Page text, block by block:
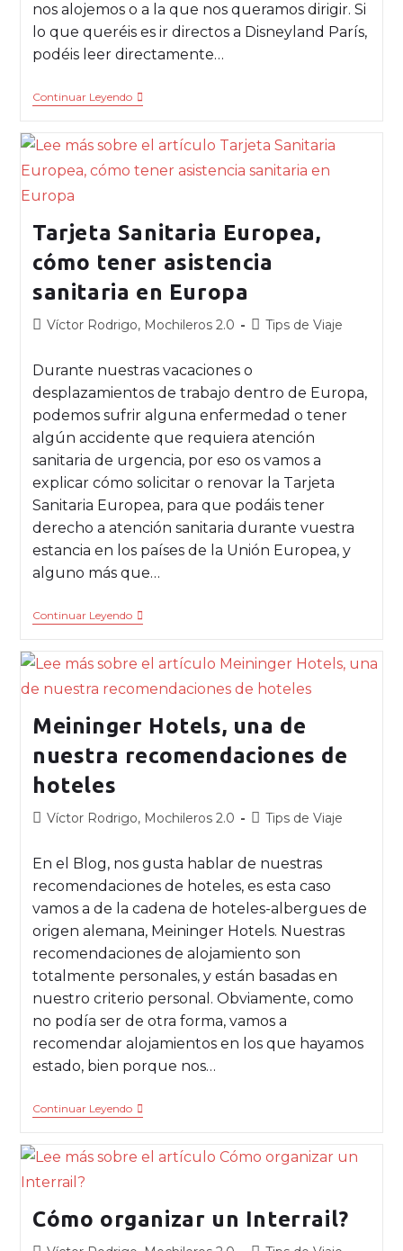
nos alojemos o a la que nos queramos dirigir. Si
lo que queréis es ir directos a Disneyland París,
podéis leer directamente…
Continuar Leyendo
Tarjeta Sanitaria Europea,
cómo tener asistencia
sanitaria en Europa
Víctor Rodrigo, Mochileros 2.0 Tips de Viaje
Durante nuestras vacaciones o
desplazamientos de trabajo dentro de Europa,
podemos sufrir alguna enfermedad o tener
algún accidente que requiera atención
sanitaria de urgencia, por eso os vamos a
explicar cómo solicitar o renovar la Tarjeta
Sanitaria Europea, para que podáis tener
derecho a atención sanitaria durante vuestra
estancia en los países de la Unión Europea, y
alguno más que…
Continuar Leyendo
Meininger Hotels, una de
nuestra recomendaciones de
hoteles
Víctor Rodrigo, Mochileros 2.0 Tips de Viaje
En el Blog, nos gusta hablar de nuestras
recomendaciones de hoteles, es esta caso
vamos a de la cadena de hoteles-albergues de
origen alemana, Meininger Hotels. Nuestras
recomendaciones de alojamiento son
totalmente personales, y están basadas en
nuestro criterio personal. Obviamente, como
no podía ser de otra forma, vamos a
recomendar alojamientos en los que hayamos
estado, bien porque nos…
Continuar Leyendo
Cómo organizar un Interrail?